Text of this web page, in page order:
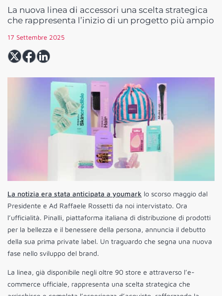
La nuova linea di accessori una scelta strategica
che rappresenta l’inizio di un progetto più ampio
17 Settembre 2025
La notizia era stata anticipata a youmark lo scorso maggio dal
Presidente e Ad Raffaele Rossetti da noi intervistato. Ora
l’ufficialità. Pinalli, piattaforma italiana di distribuzione di prodotti
per la bellezza e il benessere della persona, annuncia il debutto
della sua prima private label. Un traguardo che segna una nuova
fase nello sviluppo del brand.
La linea, già disponibile negli oltre 90 store e attraverso l’e-
commerce ufficiale, rappresenta una scelta strategica che